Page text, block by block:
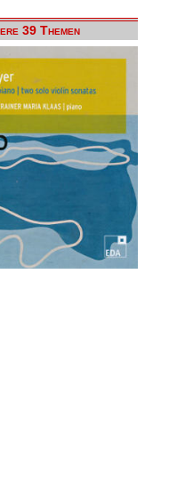
39 Themen